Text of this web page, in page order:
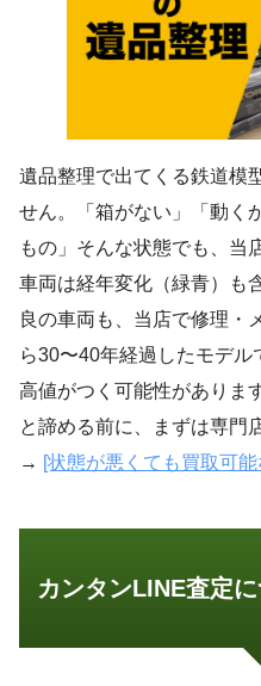
遺品整理で出てくる鉄道模
せん。「箱がない」「動く
もの」そんな状態でも、当
車両は経年変化（緑青）も
良の車両も、当店で修理・
ら30〜40年経過したモデ
高値がつく可能性がありま
と諦める前に、まずは専門
→ [状態が悪くても買取可
カンタンLINE査定